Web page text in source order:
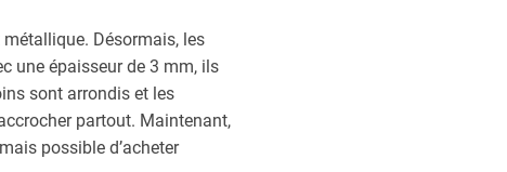
Désormais, les
une épaisseur de 3 mm, ils
sont arrondis et les
partout. Maintenant,
possible d’acheter